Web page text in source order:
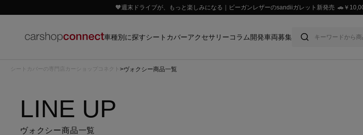
🧡週末ドライブが、もっと楽しみになる｜ビーガンレザーのsandiiガレット新発売 🚗￥
車種別に探すシートカバーアクセサリーコラム開発車両募集
シートカバーの専門店カーショップコネクト ヴォクシー商品一覧
LINE UP
ヴォクシー商品一覧